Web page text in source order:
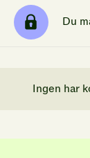
Du
Ingen har